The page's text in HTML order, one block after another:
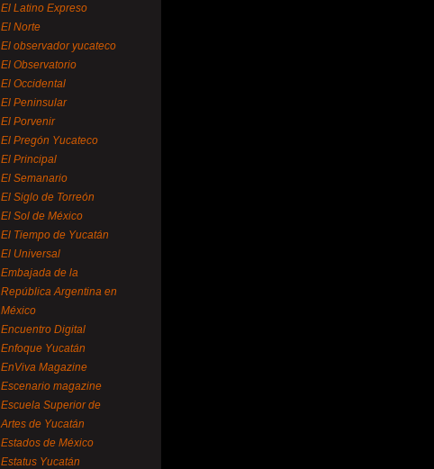
El Latino Expreso
El Norte
El observador yucateco
El Observatorio
El Occidental
El Peninsular
El Porvenir
El Pregón Yucateco
El Principal
El Semanario
El Siglo de Torreón
El Sol de México
El Tiempo de Yucatán
El Universal
Embajada de la
República Argentina en
México
Encuentro Digital
Enfoque Yucatán
EnViva Magazine
Escenario magazine
Escuela Superior de
Artes de Yucatán
Estados de México
Estatus Yucatán